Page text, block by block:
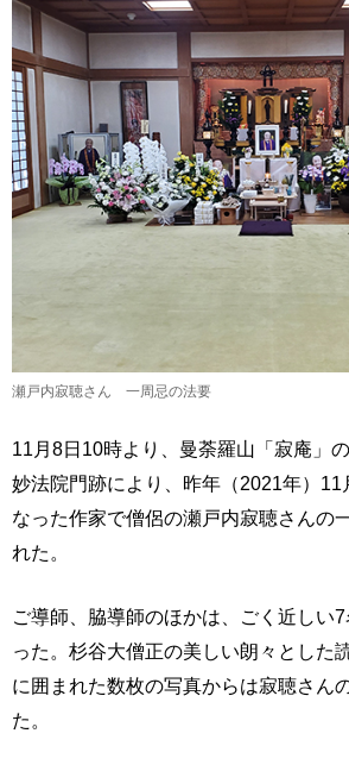
瀬戸内寂聴さん 一周忌の法要
11月8日10時より、曼荼羅山「寂庵」
妙法院門跡により、昨年（2021年）11
なった作家で僧侶の瀬戸内寂聴さんの
れた。
ご導師、脇導師のほかは、ごく近しい
った。杉谷大僧正の美しい朗々とした
に囲まれた数枚の写真からは寂聴さん
た。